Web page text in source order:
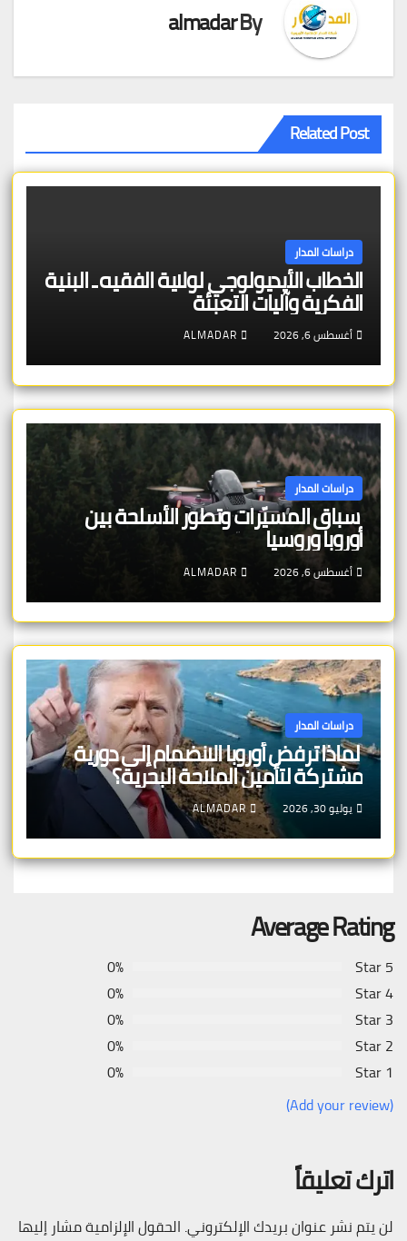
By
almadar
Related Post
دراسات المدار
الخطاب الأيديولوجي لولاية الفقيه ـ البنية
الفكرية وآليات التعبئة
أغسطس 6, 2026 ALMADAR
دراسات المدار
سباق المسيّرات وتطور الأسلحة بين
أوروبا وروسيا
أغسطس 6, 2026 ALMADAR
دراسات المدار
لماذا ترفض أوروبا الانضمام إلى دورية
مشتركة لتأمين الملاحة البحرية؟
يوليو 30, 2026 ALMADAR
Average Rating
5 Star
0%
4 Star
0%
3 Star
0%
2 Star
0%
1 Star
0%
(Add your review)
اترك تعليقاً
لن يتم نشر عنوان بريدك الإلكتروني. الحقول الإلزامية مشار إليها